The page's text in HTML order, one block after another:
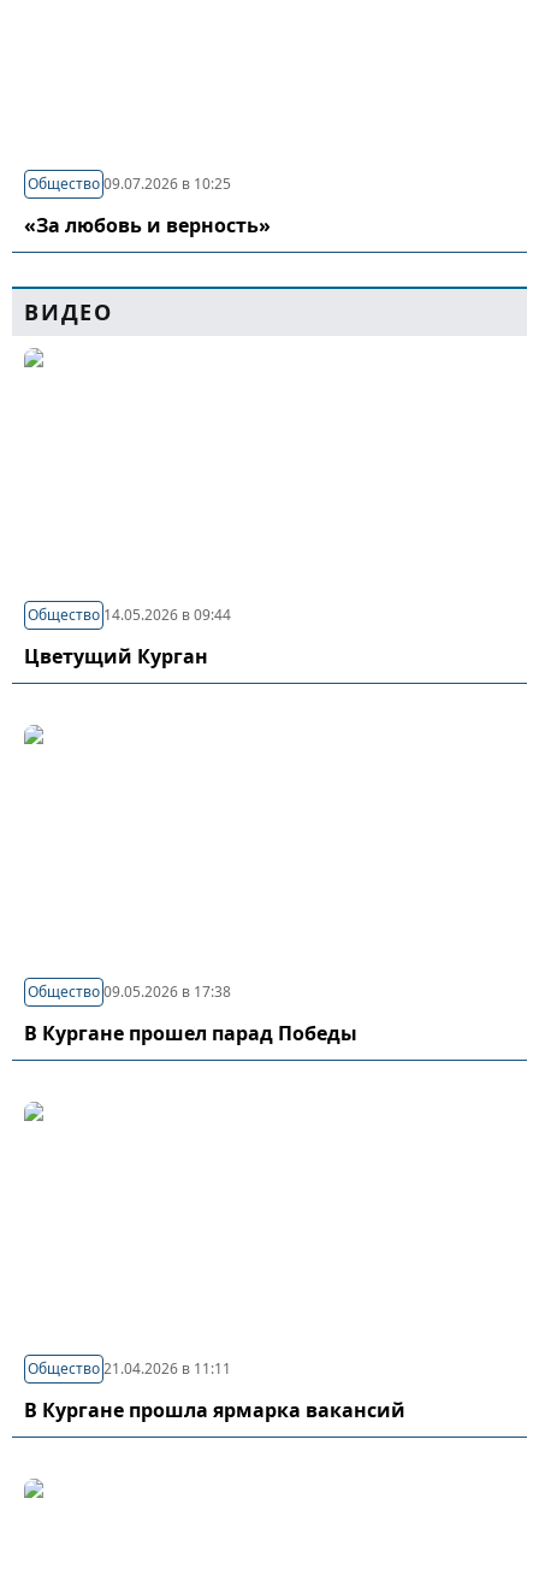
Общество09.07.2026 в 10:25
«За любовь и верность»
ВИДЕО
Общество 14.05.2026 в 09:44
Цветущий Курган
Общество09.05.2026 в 17:38
В Кургане прошел парад Победы
Общество21.04.2026 в 11:11
В Кургане прошла ярмарка вакансий